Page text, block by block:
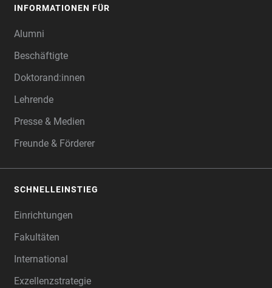
INFORMATIONEN FÜR
Alumni
Beschäftigte
Doktorand:innen
Lehrende
Presse & Medien
Freunde & Förderer
SCHNELLEINSTIEG
Einrichtungen
Fakultäten
International
Exzellenzstrategie